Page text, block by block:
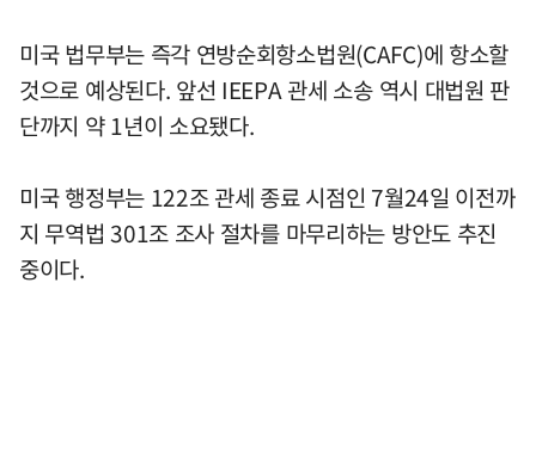
미국 법무부는 즉각 연방순회항소법원(CAFC)에 항소할
것으로 예상된다. 앞선 IEEPA 관세 소송 역시 대법원 판
단까지 약 1년이 소요됐다.
미국 행정부는 122조 관세 종료 시점인 7월24일 이전까
지 무역법 301조 조사 절차를 마무리하는 방안도 추진
중이다.